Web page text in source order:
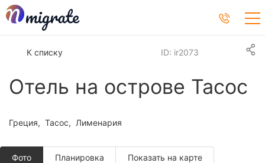
К списку
Отель на острове Тасос
ID: ir2073
Греция Тасос Лименария
Фото Планировкa Показать на карте